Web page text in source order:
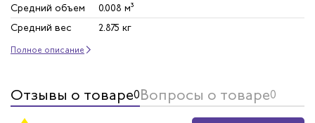
Средний объем
0.008 м³
Средний вес
2.875 кг
Полное описание
Отзывы о товаре0Вопросы о товаре0